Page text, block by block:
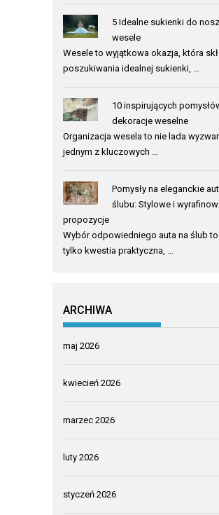
5 Idealne sukienki do
wesele
Wesele to wyjątkowa okazja, która
poszukiwania idealnej sukienki, …
10 inspirujących
dekoracje weselne
Organizacja wesela to nie lada
jednym z kluczowych …
Pomysły na eleganckie
ślubu: Stylowe i
propozycje
Wybór odpowiedniego auta na ślub
tylko kwestia praktyczna, …
ARCHIWA
maj 2026
kwiecień 2026
marzec 2026
luty 2026
styczeń 2026